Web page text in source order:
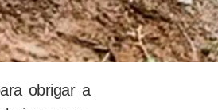
obrigar a